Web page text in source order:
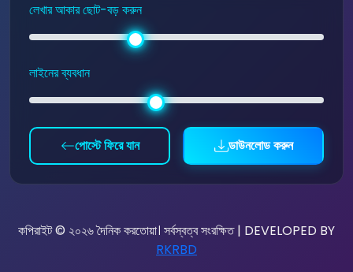
লেখার আকার ছোট-বড় করুন
লাইনের ব্যবধান
পোস্টে ফিরে যান ডাউনলোড করুন
কপিরাইট © ২০২৬ দৈনিক করতোয়া। সর্বস্বত্ব সংরক্ষিত | DEVELOPED BY
RKRBD